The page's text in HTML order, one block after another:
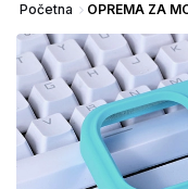
Početna OPREMA ZA